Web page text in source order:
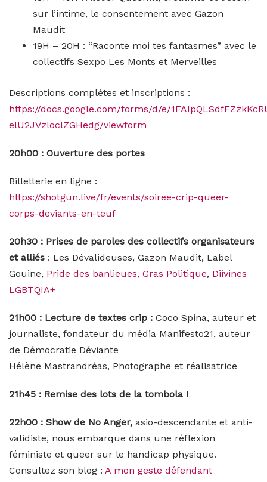
sur l’intime, le consentement avec Gazon
Maudit
19H – 20H : “Raconte moi tes fantasmes” avec le
collectifs Sexpo Les Monts et Merveilles
Descriptions complètes et inscriptions :
https://docs.google.com/forms/d/e/
elU2JVzloclZGHedg/viewform
20h00 : Ouverture des portes
Billetterie en ligne :
https://shotgun.live/fr/events/soiree-crip-queer-
corps-deviants-en-teuf
20h30 : Prises de paroles des collectifs organisateurs
et alliés : Les Dévalideuses, Gazon Maudit, Label
Gouine, Pride des banlieues, Gras Politique, Diivines
LGBTQIA+
21h00 : Lecture de textes crip : Coco Spina, auteur et
journaliste, fondateur du média Manifesto21, auteur
de Démocratie Déviante
Hélène Mastrandréas, Photographe et réalisatrice
21h45 : Remise des lots de la tombola !
22h00 : Show de No Anger, asio-descendante et anti-
validiste, nous embarque dans une réflexion
féministe et queer sur le handicap physique.
Consultez son blog : A mon geste défendant